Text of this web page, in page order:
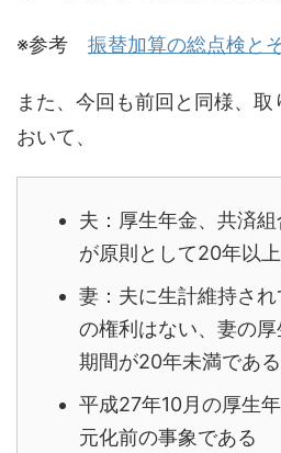
※参考 振替加算の総点検と
また、今回も前回と同様、
おいて、
夫：厚生年金、共済
が原則として20年以
妻：夫に生計維持さ
の権利はない、妻の
期間が20年未満である
平成27年10月の厚生
元化前の事象である